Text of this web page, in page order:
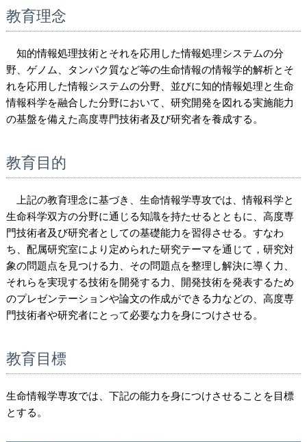
教育理念
知的情報処理技術とそれを応用した情報処理システムの分
野、ゲノム、タンパク質など等の生命情報の情報学的解析とそ
れを応用した情報システムの分野、並びに知的情報処理と生命
情報科学を融合した分野において、研究開発を図れる実施能力
の基盤を備えた高度専門技術者及び研究者を養成する。
教育目的
上記の教育理念に基づき、生命情報学専攻では、情報科学と
生命科学双方の分野に通じる知識を持たせるとともに、高度専
門技術者及び研究者としての基礎能力を習得させる。すなわ
ち、配属研究室により定められた研究テーマを通じて，研究対
象の問題点を見つける力、その問題点を整理し解決に導く力、
それらを実現する技術を開発する力、開発技術を発表するため
のプレゼンテーションや論文の作成ができる力などの、高度専
門技術者や研究者にとって必要な力を身につけさせる。
教育目標
生命情報学専攻では、下記の能力を身につけさせることを目標
とする。